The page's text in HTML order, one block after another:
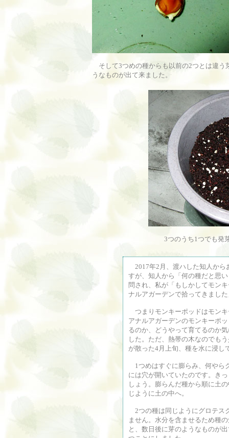
そして3つめの種からも以前の2つとは違う
うなものが出て来ました。
3つのうち1つでも発
2017年2月、渡ハした知人から
すが、知人から「何の種だと思
問され、私が「もしかしてモン
ナルアガーデンで拾ってきまし
つまりモンキーポッドはモン
アナルアガーデンのモンキーポ
るのか、どうやって育てるのか
した。ただ、熱帯の木なのでも
が散った4月上旬、種を水に浸し
1つめはすぐに膨らみ、何やら
には穴が開いていたのです。き
しょう。膨らんだ種から順に土
じように土の中へ。
2つの種は同じようにグロテス
ません。水分を含ませるため種
と、数日後に芽のようなものが